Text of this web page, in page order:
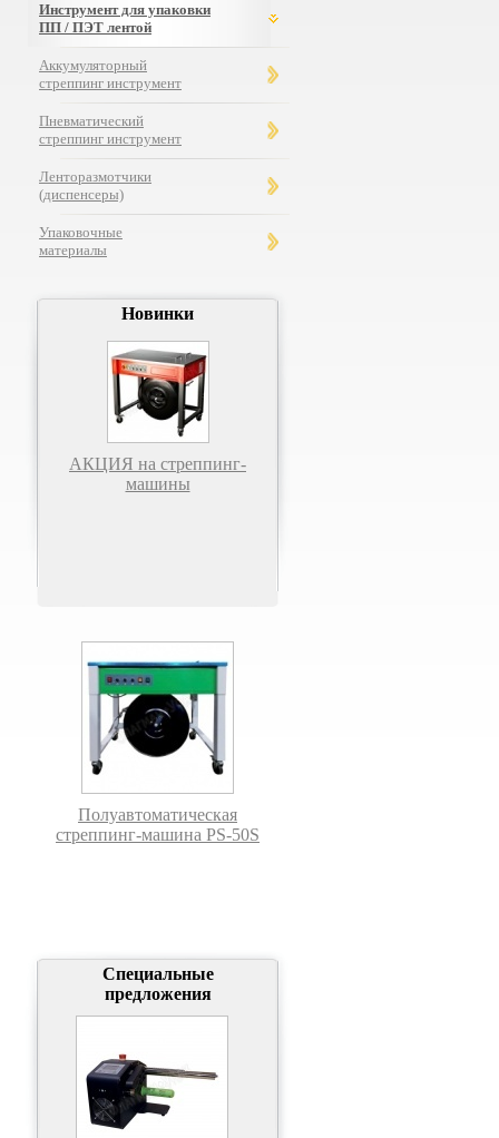
Инструмент для упаковки
ПП / ПЭТ лентой
Аккумуляторный
стреппинг инструмент
Пневматический
стреппинг инструмент
Ленторазмотчики
(диспенсеры)
Упаковочные
материалы
Новинки
АКЦИЯ на стреппинг-
машины
Полуавтоматическая
стреппинг-машина PS-50S
Специальные
предложения